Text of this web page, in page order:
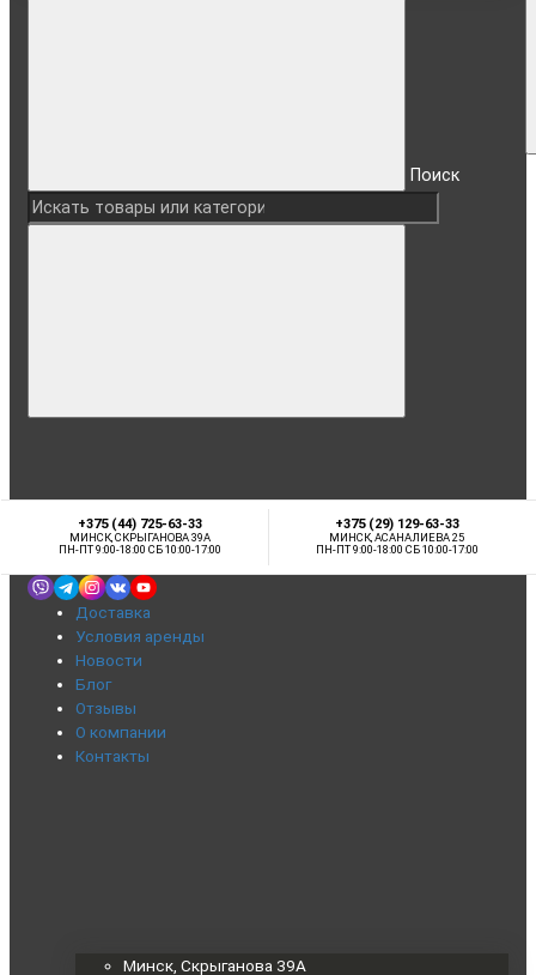
Поиск
+375 (44) 725-63-33
МИНСК, СКРЫГАНОВА 39А
ПН-ПТ 9:00-18:00 СБ 10:00-17:00
+375 (29) 129-63-33
МИНСК, АСАНАЛИЕВА 25
ПН-ПТ 9:00-18:00 СБ 10:00-17:00
Доставка
Условия аренды
Новости
Блог
Отзывы
О компании
Контакты
Минск, Скрыганова 39А